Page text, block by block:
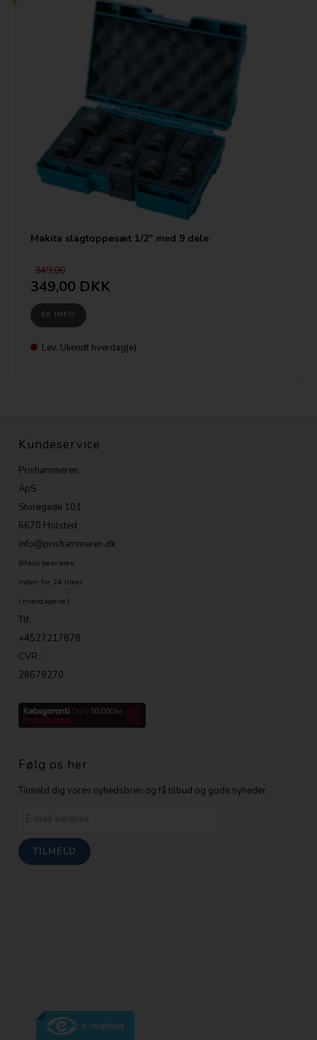
Makita slagtoppesæt 1/2'' med 9 dele
349,00
349,00 DKK
SE INFO
Lev. Ukendt hverdag(e)
Kundeservice
Prishammeren
ApS
Storegade 101
6670 Holsted
info@prishammeren.dk
(Mails besvares
inden for 24 timer
i hverdagene.)
Tlf.
+4527217878
CVR.:
28679270
Følg os her
Tilmeld dig vores nyhedsbrev og få tilbud og gode nyheder.